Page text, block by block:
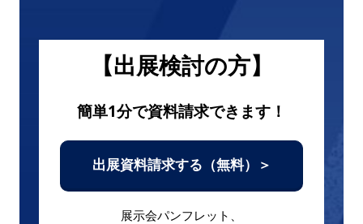
【出展検討の方】
簡単1分で資料請求できます！
出展資料請求する（無料）＞
展示会パンフレット、